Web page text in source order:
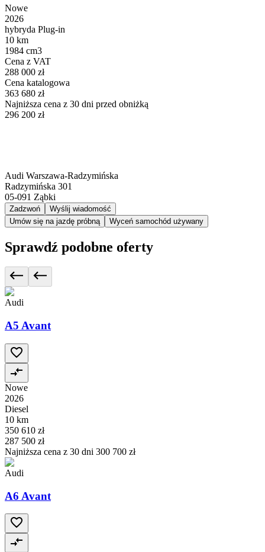
Nowe
2026
hybryda Plug-in
10 km
1984 cm3
Cena z VAT
288 000 zł
Cena katalogowa
363 680 zł
Najniższa cena z 30 dni przed obniżką
296 200 zł
Audi Warszawa-Radzymińska
Radzymińska 301
05-091 Ząbki
Zadzwoń
Wyślij wiadomość
Umów się na jazdę próbną
Wyceń samochód używany
Sprawdź podobne oferty
Audi
A5 Avant
Nowe
2026
Diesel
10 km
350 610 zł
287 500 zł
Najniższa cena z 30 dni 300 700 zł
Audi
A6 Avant